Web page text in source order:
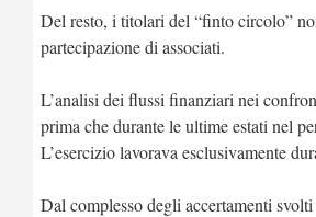
Del resto, i titolari del “finto circolo”
partecipazione di associati.
L’analisi dei flussi finanziari nei
prima che durante le ultime estati nel
L’esercizio lavorava esclusivamente
Dal complesso degli accertamenti